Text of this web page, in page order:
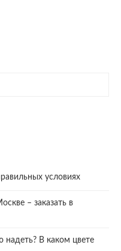
условиях
– заказать в
надеть? В каком цвете